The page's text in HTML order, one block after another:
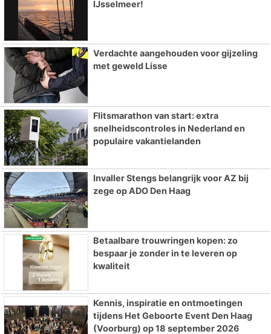
IJsselmeer!
Verdachte aangehouden voor gijzeling
met geweld Lisse
Flitsmarathon van start: extra
snelheidscontroles in Nederland en
populaire vakantielanden
Invaller Stengs belangrijk voor AZ bij
zege op ADO Den Haag
Betaalbare trouwringen kopen: zo
bespaar je zonder in te leveren op
kwaliteit
Kennis, inspiratie en ontmoetingen
tijdens Het Geboorte Event Den Haag
(Voorburg) op 18 september 2026